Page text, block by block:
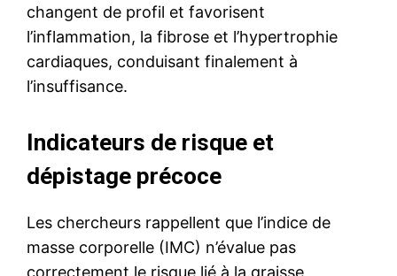
changent de profil et favorisent
l’inflammation, la fibrose et l’hypertrophie
cardiaques, conduisant finalement à
l’insuffisance.
Indicateurs de risque et
dépistage précoce
Les chercheurs rappellent que l’indice de
masse corporelle (IMC) n’évalue pas
correctement le risque lié à la graisse